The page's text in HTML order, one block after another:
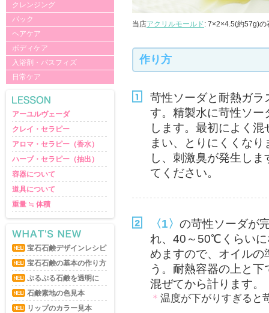
クレンジング
パック
ヘアケア
ボディケア
入浴剤・バスフィズ
日常ケア
アーユルヴェーダ
クレイ・セラピー
アロマ・セラピー（香水）
ハーブ・セラピー（抽出）
容器について
道具について
重量 ≒ 体積
宝石石鹸デザインレシピ
宝石石鹸の基本の作り方
ぷるぷる石鹸を透明に
石鹸素地の色見本
リップのカラー見本
当店アクリルモールド: 7×2×4.5(約57g)の
作り方
苛性ソーダと耐熱ガ
す。精製水に苛性ソ
します。最初によく
まい、とりにくくな
し、刺激臭が発生し
てください。
〈1〉 の苛性ソーダが
れ、40～50℃くらいに
めますので、オイル
う。耐熱容器の上と
混ぜてから計ります。
＊ 温度が下がりすぎると